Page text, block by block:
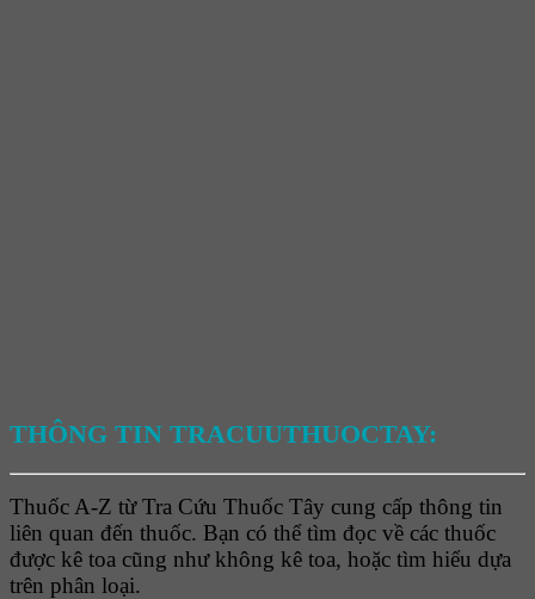
THÔNG TIN TRACUUTHUOCTAY:
Thuốc A-Z từ Tra Cứu Thuốc Tây cung cấp thông tin
liên quan đến thuốc. Bạn có thể tìm đọc về các thuốc
được kê toa cũng như không kê toa, hoặc tìm hiểu dựa
trên phân loại.